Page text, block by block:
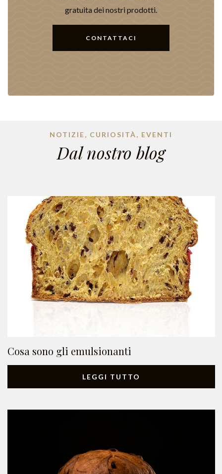
gratuita dei nostri prodotti.
CONTATTACI
NOTIZIE, CURIOSITÀ, EVENTI
Dal nostro blog
Cosa sono gli emulsionanti
LEGGI TUTTO